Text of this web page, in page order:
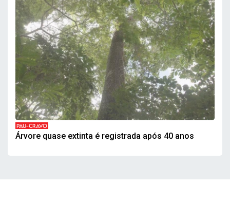
PAU-CRAVO
Árvore quase extinta é registrada após 40 anos